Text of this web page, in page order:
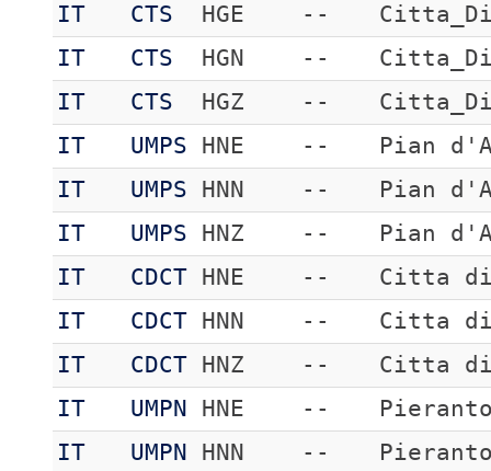
IT
CTS HGE --
IT
CTS HGN --
IT
CTS HGZ --
IT
UMPS HNE --
Pian
IT
UMPS HNN --
Pian
IT
UMPS HNZ --
Pian
IT
CDCT HNE --
Citta
IT
CDCT HNN --
Citta
IT
CDCT HNZ --
Citta
IT
UMPN HNE --
IT
UMPN HNN --